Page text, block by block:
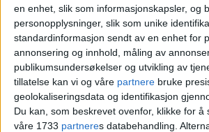
en enhet, slik som informasjonskapsler, og
personopplysninger, slik som unike
standardinformasjon sendt av en enhet for
annonsering og innhold, måling av
publikumsundersøkelser og utvikling av
tillatelse kan vi og våre partnere bruke
geolokaliseringsdata og identifikasjon
Du kan, som beskrevet ovenfor, klikke for å
våre 1733 partneres databehandling.
badstuflåten i flåtelandsbyen
OperaenogSukkerbiten.
Vil bygge
mennesker,